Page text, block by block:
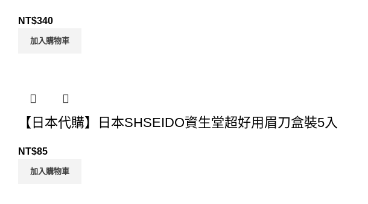
NT$340
加入購物車
【日本代購】日本SHSEIDO資生堂超好用眉刀盒裝5入
NT$85
加入購物車